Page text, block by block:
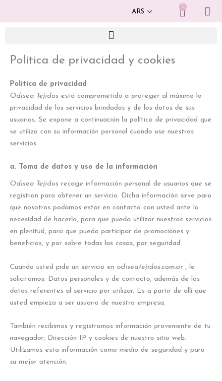
0
Cart
Política de privacidad y cookies
Politica de privacidad
Odisea Tejidos está comprometido a proteger al máximo la
privacidad de los servicios brindados y de los datos de sus
usuarios. Se expone a continuación la política de privacidad que
se utiliza con su información personal cuando use nuestros
servicios.
a. Toma de datos y uso de la información
Odisea Tejidos recoge información personal de usuarios que se
registran para obtener un servicio. Dicha información sirve para
que nosotros podamos estar en contacto con usted ante la
necesidad de hacerlo, para que pueda utilizar nuestros servicios
en plenitud, para que pueda participar de promociones y
beneficios, y por sobre todas las cosas, por seguridad.
Cuando usted pide un servicio en odiseatejidos.com.ar , le
solicitamos: Datos personales y de contacto, además de los
datos referentes al servicio por utilizar. Es a partir de allí que
usted empieza a ser usuario de nuestra empresa.
También recibimos y registramos información proveniente de tu
navegador: Dirección IP y cookies de nuestro sitio web.
Utilizamos esta información como medio de seguridad y para
su mejor atención.